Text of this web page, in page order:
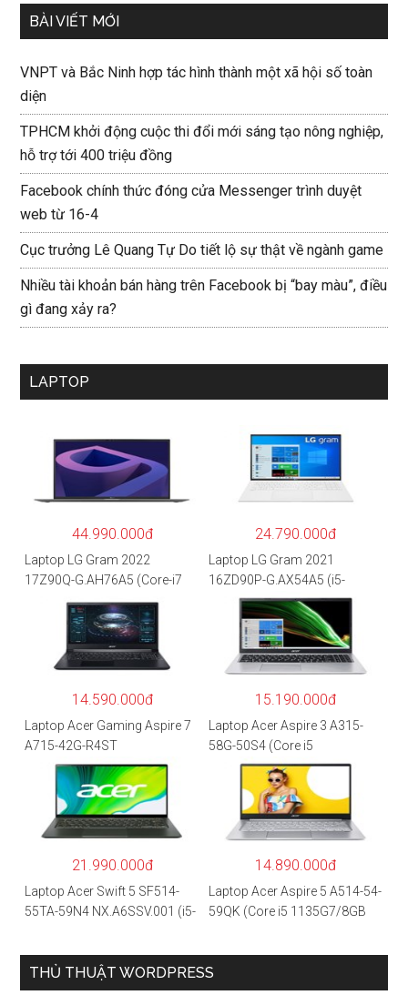
BÀI VIẾT MỚI
VNPT và Bắc Ninh hợp tác hình thành một xã hội số toàn
diện
TPHCM khởi động cuộc thi đổi mới sáng tạo nông nghiệp,
hỗ trợ tới 400 triệu đồng
Facebook chính thức đóng cửa Messenger trình duyệt
web từ 16-4
Cục trưởng Lê Quang Tự Do tiết lộ sự thật về ngành game
Nhiều tài khoản bán hàng trên Facebook bị “bay màu”, điều
gì đang xảy ra?
LAPTOP
44.990.000đ
Laptop LG Gram 2022
17Z90Q-G.AH76A5 (Core-i7
1260P/16GB/512GB/17″
WQXGA/Win 11/Xám)
24.790.000đ
Laptop LG Gram 2021
16ZD90P-G.AX54A5 (i5-
1135G7/8GB RAM/512GB
SSD/16″WQXGA/Dos/Trắng)
14.590.000đ
Laptop Acer Gaming Aspire 7
A715-42G-R4ST
NH.QAYSV.004 (R5
5500U/8GB RAM/256GB
SSD/15.6″FHD IPS/GTX1650
4GB/Win10) – Hàng chính
15.190.000đ
Laptop Acer Aspire 3 A315-
58G-50S4 (Core i5
1135G7/8GB
RAM/512GB/15.6″FHD/MX35
0 2GB/Win 10/Bạc)
21.990.000đ
Laptop Acer Swift 5 SF514-
55TA-59N4 NX.A6SSV.001 (i5-
anh) – Hàng chính hãng
14.890.000đ
Laptop Acer Aspire 5 A514-54-
59QK (Core i5 1135G7/8GB
THỦ THUẬT WORDPRESS